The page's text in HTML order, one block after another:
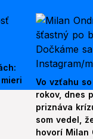
Vo vzťahu
rokov, dnes
priznáva
som vedel,
hovorí Milan